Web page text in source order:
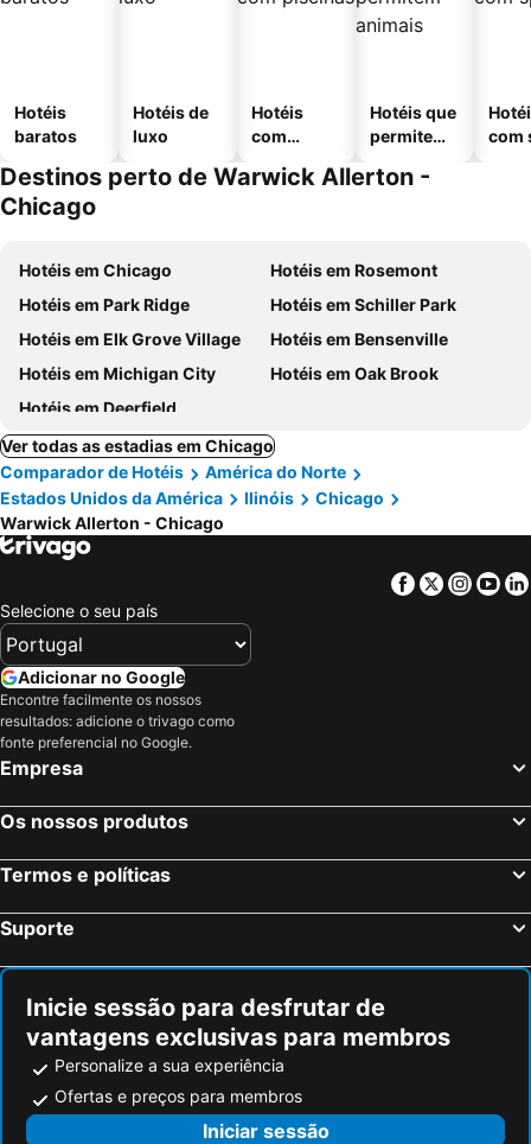
Hotéis
baratos
Hotéis de
luxo
Hotéis
com
Hotéis que
permitem
com
Destinos perto de Warwick Allerton -
Chicago
Hotéis em Chicago
Hotéis em Rosemont
Hotéis em Park Ridge
Hotéis em Schiller Park
Hotéis em Elk Grove Village
Hotéis em Bensenville
Hotéis em Michigan City
Hotéis em Oak Brook
Hotéis em Deerfield
Ver todas as estadias em Chicago
Comparador de Hotéis
América do Norte
Estados Unidos da América
Ilinóis
Chicago
Warwick Allerton - Chicago
Facebook
Twitter
Selecione o seu país
Adicionar no Google
Encontre facilmente os nossos
resultados: adicione o trivago como
fonte preferencial no Google.
Empresa
Os nossos produtos
Termos e políticas
Suporte
Inicie sessão para desfrutar de
vantagens exclusivas para membros
Personalize a sua experiência
Ofertas e preços para membros
Iniciar sessão